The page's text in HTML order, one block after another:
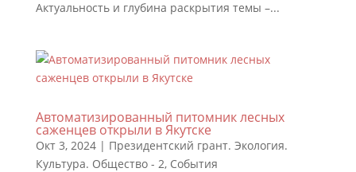
Актуальность и глубина раскрытия темы –...
Автоматизированный питомник лесных
саженцев открыли в Якутске
Окт 3, 2024| Президентский грант. Экология.
Культура. Общество - 2, События